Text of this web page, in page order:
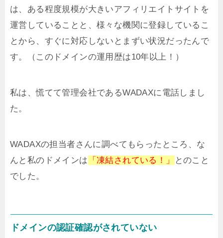
は、ある程度規模が大きいアフィリエイトサイトを
運営していることと、様々な機関に登録しているこ
とから、すぐに対応しないとまずい状況だったんで
す。（このドメインの運用歴は10年以上！）
私は、慌てて管理会社であるWADAXに電話しまし
た。
WADAXの担当者さんに調べてもらったところ、な
んと私のドメインは 「凍結されている！」
とのこと
でした。
ドメインの認証確認がされていない